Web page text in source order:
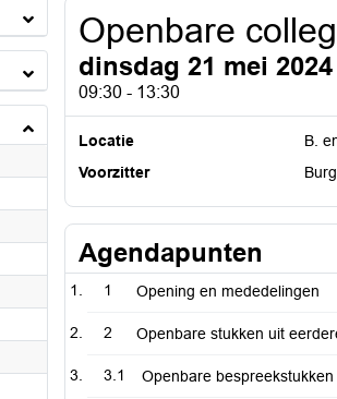
Openbare
dinsdag 21 mei 2024
09:30 - 13:30
Locatie
B.
Voorzitter
Agendapunten
1 Opening en mededelingen
2 Openbare stukken uit
3.1 Openbare bespreekstukken